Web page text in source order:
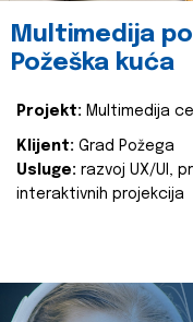
Multimedija
Požeška kuća
Projekt: Multimedija
Klijent: Grad Požega
Usluge: razvoj UX/UI,
interaktivnih projekcija